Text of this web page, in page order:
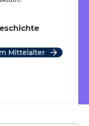
Mittelalter